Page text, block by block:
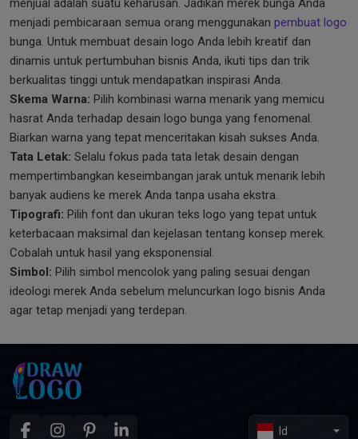
menjual adalah suatu keharusan. Jadikan merek bunga Anda
menjadi pembicaraan semua orang menggunakan pembuat logo
bunga. Untuk membuat desain logo Anda lebih kreatif dan
dinamis untuk pertumbuhan bisnis Anda, ikuti tips dan trik
berkualitas tinggi untuk mendapatkan inspirasi Anda.
Skema Warna: Pilih kombinasi warna menarik yang memicu
hasrat Anda terhadap desain logo bunga yang fenomenal.
Biarkan warna yang tepat menceritakan kisah sukses Anda.
Tata Letak: Selalu fokus pada tata letak desain dengan
mempertimbangkan keseimbangan jarak untuk menarik lebih
banyak audiens ke merek Anda tanpa usaha ekstra.
Tipografi: Pilih font dan ukuran teks logo yang tepat untuk
keterbacaan maksimal dan kejelasan tentang konsep merek.
Cobalah untuk hasil yang eksponensial.
Simbol: Pilih simbol mencolok yang paling sesuai dengan
ideologi merek Anda sebelum meluncurkan logo bisnis Anda
agar tetap menjadi yang terdepan.
Id